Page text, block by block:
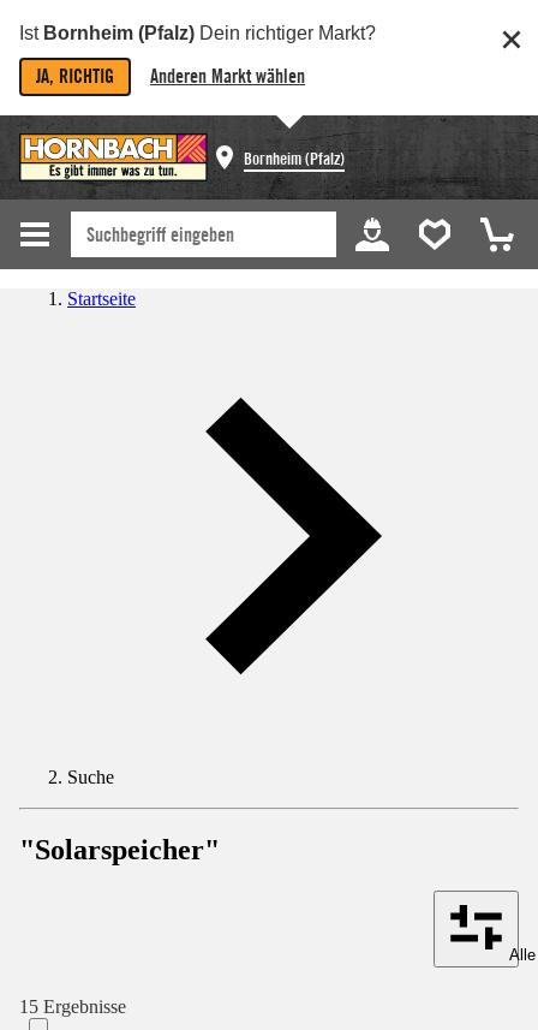
Ist Bornheim (Pfalz) Dein richtiger Markt?
JA, RICHTIG Anderen Markt wählen
Bornheim (Pfalz)
Startseite
Suche
"Solarspeicher"
15 Ergebnisse